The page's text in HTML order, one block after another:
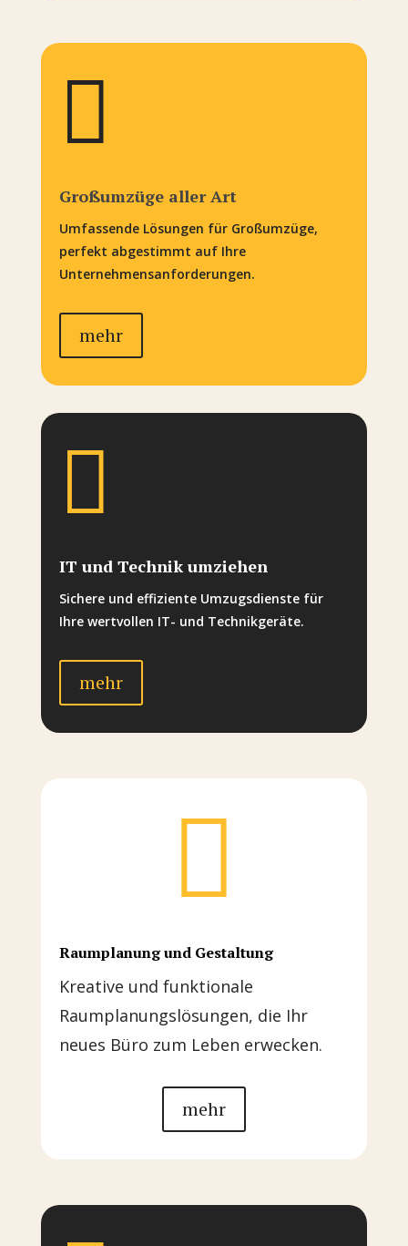

Großumzüge aller Art
Umfassende Lösungen für Großumzüge,
perfekt abgestimmt auf Ihre
Unternehmensanforderungen.
mehr

IT und Technik umziehen
Sichere und effiziente Umzugsdienste für
Ihre wertvollen IT- und Technikgeräte.
mehr

Raumplanung und Gestaltung
Kreative und funktionale
Raumplanungslösungen, die Ihr
neues Büro zum Leben erwecken.
mehr